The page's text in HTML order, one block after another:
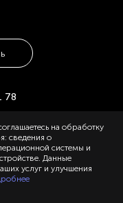
78
Использование
с разрешения
на сайт.
на обработку
сведения о
системы и
Данные
услуг и улучшения